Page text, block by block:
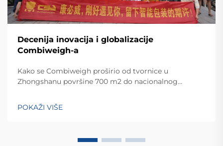
Decenija inovacija i globalizacije
Combiweigh-a
Kako se Combiweigh proširio od tvornice u
Zhongshanu površine 700 m2 do nacionalnog
zemalja. Otkrijte njihova inteligentna rješenja za
tehtanjezažali globalnu konsultaciju OEM/ODM-a još
POKAŽI VIŠE